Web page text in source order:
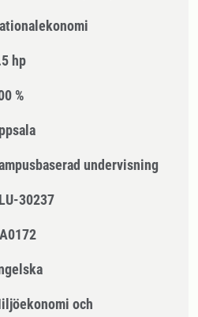
hp
%
undervisning
30237
och